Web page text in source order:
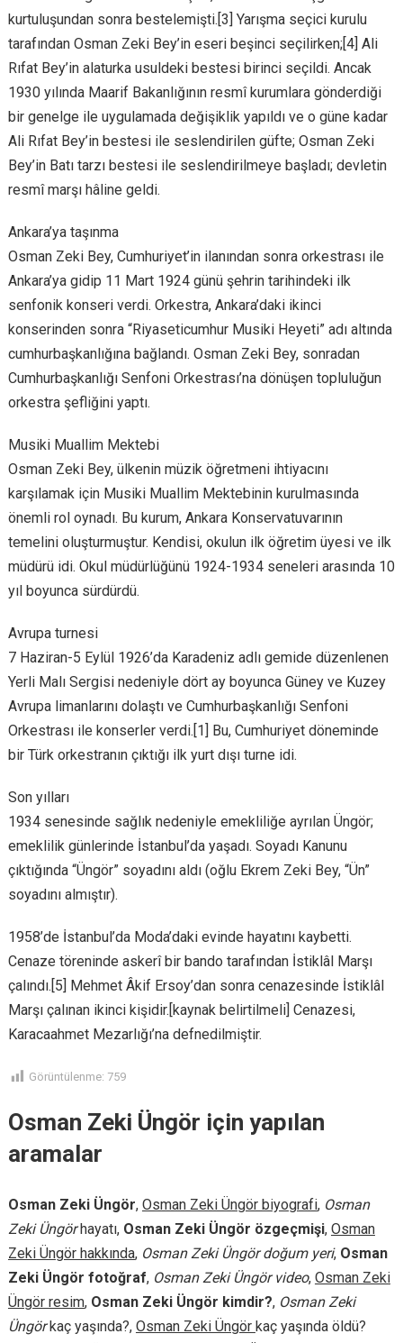
kurtuluşundan sonra bestelemişti.[3] Yarışma seçici kurulu
tarafından Osman Zeki Bey’in eseri beşinci seçilirken;[4] Ali
Rıfat Bey’in alaturka usuldeki bestesi birinci seçildi. Ancak
1930 yılında Maarif Bakanlığının resmî kurumlara gönderdiği
bir genelge ile uygulamada değişiklik yapıldı ve o güne kadar
Ali Rıfat Bey’in bestesi ile seslendirilen güfte; Osman Zeki
Bey’in Batı tarzı bestesi ile seslendirilmeye başladı; devletin
resmî marşı hâline geldi.
Ankara’ya taşınma
Osman Zeki Bey, Cumhuriyet’in ilanından sonra orkestrası ile
Ankara’ya gidip 11 Mart 1924 günü şehrin tarihindeki ilk
senfonik konseri verdi. Orkestra, Ankara’daki ikinci
konserinden sonra “Riyaseticumhur Musiki Heyeti” adı altında
cumhurbaşkanlığına bağlandı. Osman Zeki Bey, sonradan
Cumhurbaşkanlığı Senfoni Orkestrası’na dönüşen topluluğun
orkestra şefliğini yaptı.
Musiki Muallim Mektebi
Osman Zeki Bey, ülkenin müzik öğretmeni ihtiyacını
karşılamak için Musiki Muallim Mektebinin kurulmasında
önemli rol oynadı. Bu kurum, Ankara Konservatuvarının
temelini oluşturmuştur. Kendisi, okulun ilk öğretim üyesi ve ilk
müdürü idi. Okul müdürlüğünü 1924-1934 seneleri arasında 10
yıl boyunca sürdürdü.
Avrupa turnesi
7 Haziran-5 Eylül 1926’da Karadeniz adlı gemide düzenlenen
Yerli Malı Sergisi nedeniyle dört ay boyunca Güney ve Kuzey
Avrupa limanlarını dolaştı ve Cumhurbaşkanlığı Senfoni
Orkestrası ile konserler verdi.[1] Bu, Cumhuriyet döneminde
bir Türk orkestranın çıktığı ilk yurt dışı turne idi.
Son yılları
1934 senesinde sağlık nedeniyle emekliliğe ayrılan Üngör;
emeklilik günlerinde İstanbul’da yaşadı. Soyadı Kanunu
çıktığında “Üngör” soyadını aldı (oğlu Ekrem Zeki Bey, “Ün”
soyadını almıştır).
1958’de İstanbul’da Moda’daki evinde hayatını kaybetti.
Cenaze töreninde askerî bir bando tarafından İstiklâl Marşı
çalındı.[5] Mehmet Âkif Ersoy’dan sonra cenazesinde İstiklâl
Marşı çalınan ikinci kişidir.[kaynak belirtilmeli] Cenazesi,
Karacaahmet Mezarlığı’na defnedilmiştir.
Görüntülenme: 759
Osman Zeki Üngör için yapılan
aramalar
Osman Zeki Üngör, Osman Zeki Üngör biyografi, Osman
Zeki Üngörhayatı, Osman Zeki Üngör özgeçmişi, Osman
Zeki Üngör hakkında, Osman Zeki Üngör doğum yeri, Osman
Zeki Üngör fotoğraf, Osman Zeki Üngör video, Osman Zeki
Üngör resim, Osman Zeki Üngör kimdir?, Osman Zeki
Üngörkaç yaşında?, Osman Zeki Üngör kaç yaşında öldü?